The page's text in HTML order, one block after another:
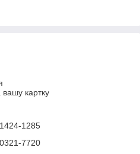
вашу картку
1285
7720